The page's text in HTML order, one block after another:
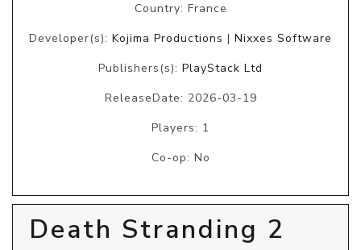
Country: France
Developer(s): Kojima Productions | Nixxes Software
Publishers(s): PlayStack Ltd
ReleaseDate: 2026-03-19
Players: 1
Co-op: No
Death Stranding 2